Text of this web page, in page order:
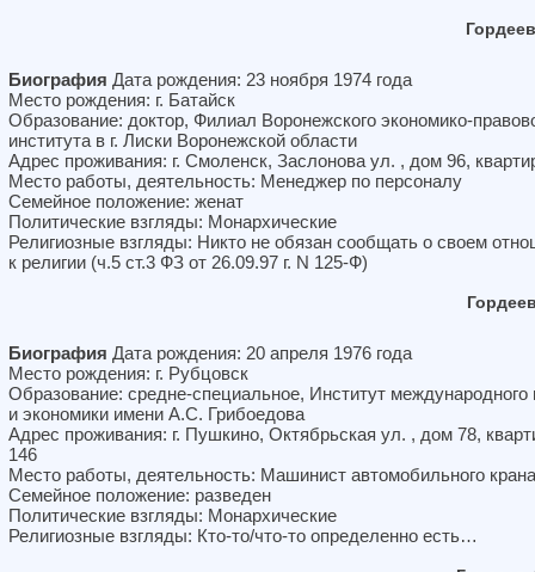
Биография Дата рождения: 23 ноября 1974 года
Место рождения: г. Батайск
Образование: доктор, Филиал Воронежского экономико-
института в г. Лиски Воронежской области
Адрес проживания: г. Смоленск, Заслонова ул. , дом 96,
Место работы, деятельность: Менеджер по персоналу
Семейное положение: женат
Политические взгляды: Монархические
Религиозные взгляды: Никто не обязан сообщать о своем
к религии (ч.5 ст.3 ФЗ от 26.09.97 г. N 125-Ф)
Биография Дата рождения: 20 апреля 1976 года
Место рождения: г. Рубцовск
Образование: средне-специальное, Институт международного
и экономики имени А.С. Грибоедова
Адрес проживания: г. Пушкино, Октябрьская ул. , дом 78,
146
Место работы, деятельность: Машинист автомобильного крана
Семейное положение: разведен
Политические взгляды: Монархические
Религиозные взгляды: Кто-то/что-то определенно есть…